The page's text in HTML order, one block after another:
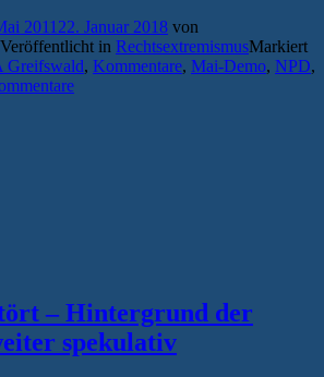
2011 22. Januar 2018 von
Veröffentlicht in RechtsextremismusMarkiert
Greifswald, Kommentare, Mai-Demo, NPD,
– Hintergrund der
spekulativ